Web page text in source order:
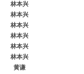
林本兴
林本兴
林本兴
林本兴
林本兴
林本兴
黄谦